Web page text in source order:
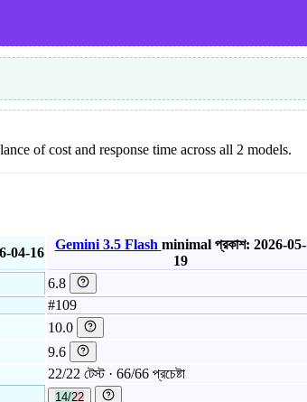
of cost and response time across all 2 models.
04-16
Gemini 3.5 Flash minimal প্রকাশ: 2026-05-
19
6.8
#109
10.0
9.6
22/22 টেস্ট · 66/66 প্রচেষ্টা
14/22